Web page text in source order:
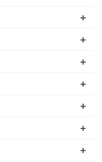
+
+
+
+
+
+
+